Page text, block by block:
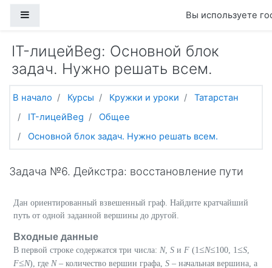
Вы используете
IT-лицейBeg: Основной блок
задач. Нужно решать всем.
В начало Курсы Кружки и уроки
Татарстан
IT-лицейBeg
Общее
Основной блок задач. Нужно решать всем.
Задача №6. Дейкстра: восстановление пути
Дан ориентированный взвешенный граф. Найдите кратчайший
путь от одной заданной вершины до другой.
Входные данные
В первой строке содержатся три числа: N, S и F (1 ≤N≤100, 1 ≤S
F≤N), где N– количество вершин графа, S – начальная вершина, а